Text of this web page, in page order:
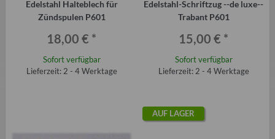
Edelstahl Halteblech für
Zündspulen P601
18,00 € *
Sofort verfügbar
Lieferzeit: 2 - 4 Werktage
Edelstahl-Schriftzug --de luxe--
Trabant P601
15,00 € *
Sofort verfügbar
Lieferzeit: 2 - 4 Werktage
AUF LAGER